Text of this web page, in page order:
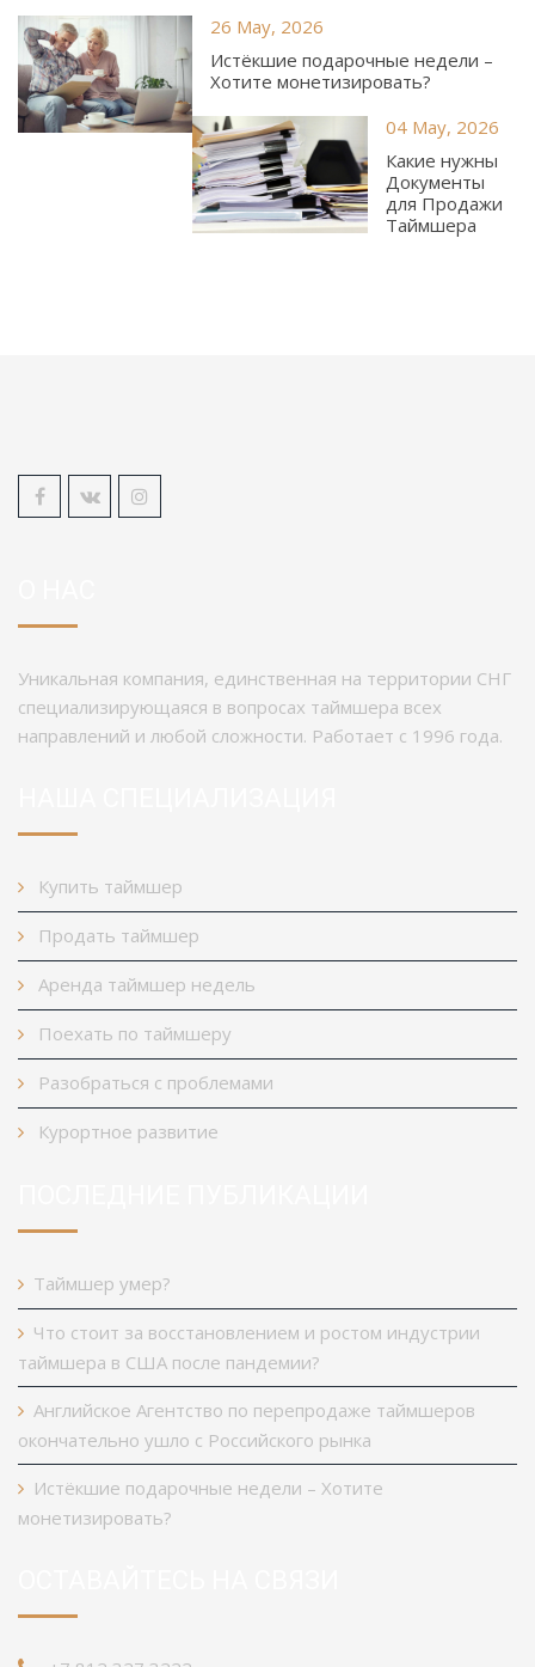
26 May, 2026
Истёкшие подарочные недели –
Хотите монетизировать?
04 May, 2026
Какие нужны
Документы
для Продажи
Таймшера
Уникальная компания, единственная на территории СНГ
специализирующаяся в вопросах таймшера всех
направлений и любой сложности. Работает с 1996 года.
Купить таймшер
Продать таймшер
Аренда таймшер недель
Поехать по таймшеру
Разобраться с проблемами
Курортное развитие
Таймшер умер?
Что стоит за восстановлением и ростом индустрии
таймшера в США после пандемии?
Английское Агентство по перепродаже таймшеров
окончательно ушло с Российского рынка
Истёкшие подарочные недели – Хотите
монетизировать?